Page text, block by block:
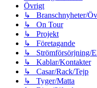
Övrigt
↳ Branschnyheter/
↳ On Tour
↳ Projekt
↳ Företagande
↳ Strömförsörjning/
↳ Kablar/Kontakter
↳ Casar/Rack/Tejp
↳ Tyger/Matta